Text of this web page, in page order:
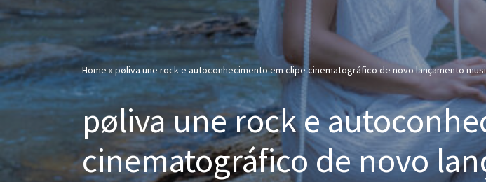
Home » pøliva une rock e autoconhecimento em clipe cinematográfico de novo lançamento
pøliva une rock e
cinematográfico de novo